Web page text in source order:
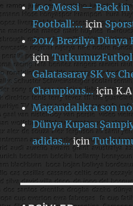
Leo Messi — Back
Football:…için
2014 Brezilya
içinTutkumuzFutbol
Galatasaray SK vs
Champions… içinK.A
Magandalıkta son
Dünya Kupası
adidas…için